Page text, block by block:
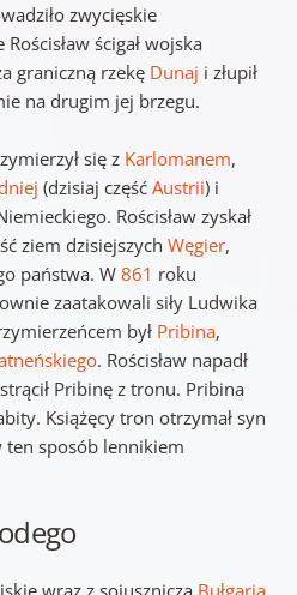
zwycięskie
ścigał wojska
graniczną rzekę Dunaj i złupił
na drugim jej brzegu.
się z Karlomanem,
(dzisiaj część Austrii) i
Rościsław zyskał
ziem dzisiejszych Węgier,
państwa. W 861 roku
zaatakowali siły Ludwika
był Pribina,
. Rościsław napadł
Pribinę z tronu. Pribina
Książęcy tron otrzymał syn
ten sposób lennikiem
wraz z sojuszniczą Bułgarią,